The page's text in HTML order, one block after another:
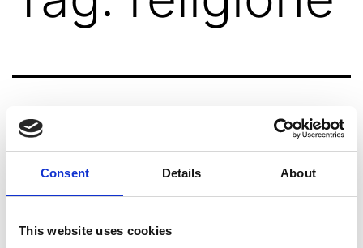
Consent Details About
This website uses cookies
Uscita la nuova puntata
di RassegnaTi